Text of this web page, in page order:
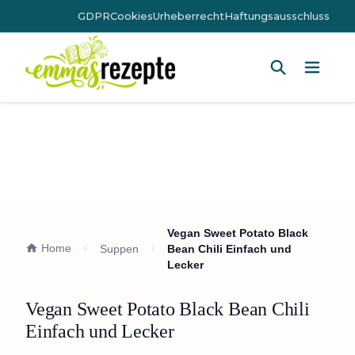
GDPRCookiesUrheberrechtHaftungsausschluss
Home Suppen
Vegan Sweet Potato Black
Bean Chili Einfach und
Lecker
Vegan Sweet Potato Black Bean Chili
Einfach und Lecker